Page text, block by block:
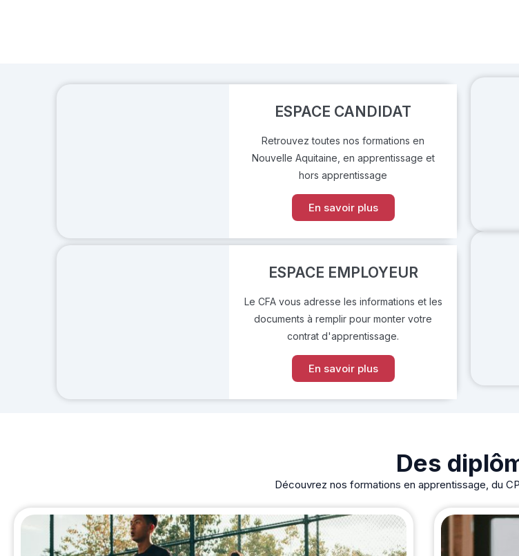
ESPACE CANDIDAT
Retrouvez toutes nos formations en
Nouvelle Aquitaine, en apprentissage et
hors apprentissage
En savoir plus
ESPACE EMPLOYEUR
Le CFA vous adresse les informations et les
documents à remplir pour monter votre
contrat d'apprentissage.
En savoir plus
Des
Découvrez nos formations en apprentissage, du